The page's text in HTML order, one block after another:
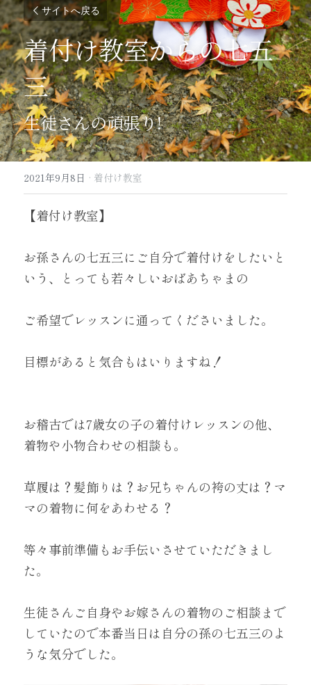
サイトへ戻る
着付け教室からの七五
三
生徒さんの頑張り!
2021年9月8日 · 着付け教室
【着付け教室】
お孫さんの七五三にご自分で着付けをしたいと
いう、とっても若々しいおばあちゃまの
ご希望でレッスンに通ってくださいました。
目標があると気合もはいりますね！
お稽古では7歳女の子の着付けレッスンの他、
着物や小物合わせの相談も。
草履は？髪飾りは？お兄ちゃんの袴の丈は？マ
マの着物に何をあわせる？
等々事前準備もお手伝いさせていただきまし
た。
生徒さんご自身やお嫁さんの着物のご相談まで
していたので本番当日は自分の孫の七五三のよ
うな気分でした。